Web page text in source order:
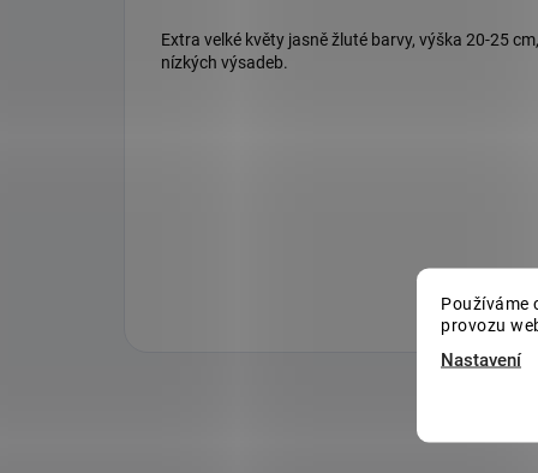
Používáme
provozu
Nastavení
Extra velké květy jasně žluté barvy, výška 20-25
nízkých výsadeb.